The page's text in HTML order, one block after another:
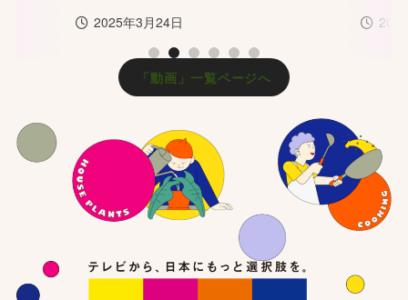
2026年2月27日
1 2 3 4 5 6
「動画」一覧ページへ